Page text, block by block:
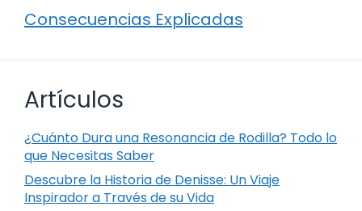
Consecuencias Explicadas
Artículos
¿Cuánto Dura una Resonancia de Rodilla? Todo lo
que Necesitas Saber
Descubre la Historia de Denisse: Un Viaje
Inspirador a Través de su Vida